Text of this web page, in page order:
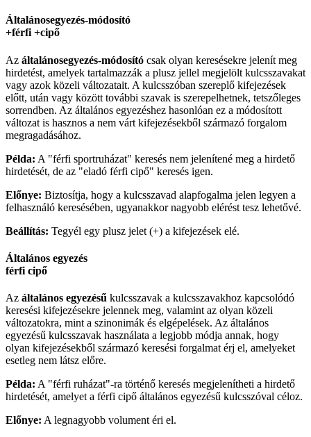
Általánosegyezés-módosító
+férfi +cipő
Az általánosegyezés-módosító csak olyan keresésekre jelenít meg
hirdetést, amelyek tartalmazzák a plusz jellel megjelölt kulcsszavakat
vagy azok közeli változatait. A kulcsszóban szereplő kifejezések
előtt, után vagy között további szavak is szerepelhetnek, tetszőleges
sorrendben. Az általános egyezéshez hasonlóan ez a módosított
változat is hasznos a nem várt kifejezésekből származó forgalom
megragadásához.
Példa: A "férfi sportruházat" keresés nem jelenítené meg a hirdető
hirdetését, de az "eladó férfi cipő" keresés igen.
Előnye: Biztosítja, hogy a kulcsszavad alapfogalma jelen legyen a
felhasználó keresésében, ugyanakkor nagyobb elérést tesz lehetővé.
Beállítás: Tegyél egy plusz jelet (+) a kifejezések elé.
Általános egyezés
férfi cipő
Az általános egyezésű kulcsszavak a kulcsszavakhoz kapcsolódó
keresési kifejezésekre jelennek meg, valamint az olyan közeli
változatokra, mint a szinonimák és elgépelések. Az általános
egyezésű kulcsszavak használata a legjobb módja annak, hogy
olyan kifejezésekből származó keresési forgalmat érj el, amelyeket
esetleg nem látsz előre.
Példa: A "férfi ruházat"-ra történő keresés megjelenítheti a hirdető
hirdetését, amelyet a férfi cipő általános egyezésű kulcsszóval céloz.
Előnye: A legnagyobb volument éri el.